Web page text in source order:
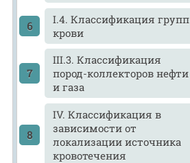
I.4. Классификация групп
крови
III.3. Классификация
пород-коллекторов нефти
и газа
IV. Классификация в
зависимости от
локализации источника
кровотечения